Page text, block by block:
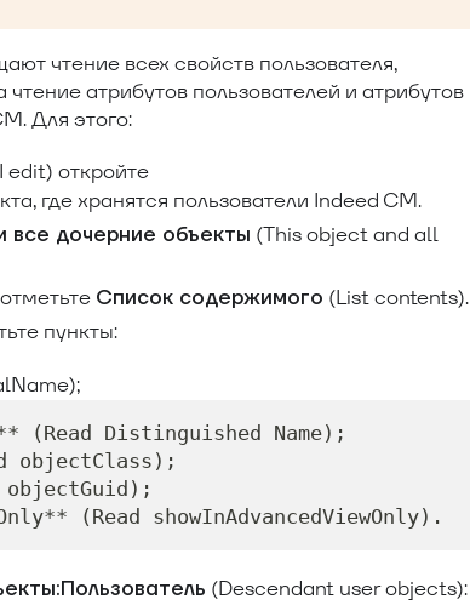
чтение всех свойств пользователя,
атрибутов пользователей и атрибутов
Для этого:
edit) откройте
где хранятся пользователи Indeed CM.
все дочерние объекты (This object and all
Список содержимого (List contents).
пункты:
(Read Distinguished Name);
objectClass);
objectGuid);
(Read showInAdvancedViewOnly).
(Descendant user objects):